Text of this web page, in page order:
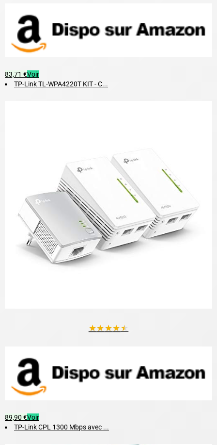
83,71 €Voir
TP-Link TL-WPA4220T KIT - C...
★★★★★
89,90 €Voir
TP-Link CPL 1300 Mbps avec ...